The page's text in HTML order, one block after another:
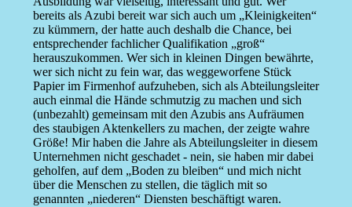
bereits als Azubi bereit war sich auch um „Kleinigkeiten“
zu kümmern, der hatte auch deshalb die Chance, bei
entsprechender fachlicher Qualifikation „groß“
herauszukommen. Wer sich in kleinen Dingen bewährte,
wer sich nicht zu fein war, das weggeworfene Stück
Papier im Firmenhof aufzuheben, sich als Abteilungsleiter
auch einmal die Hände schmutzig zu machen und sich
(unbezahlt) gemeinsam mit den Azubis ans Aufräumen
des staubigen Aktenkellers zu machen, der zeigte wahre
Größe! Mir haben die Jahre als Abteilungsleiter in diesem
Unternehmen nicht geschadet - nein, sie haben mir dabei
geholfen, auf dem „Boden zu bleiben“ und mich nicht
über die Menschen zu stellen, die täglich mit so
genannten „niederen“ Diensten beschäftigt waren.